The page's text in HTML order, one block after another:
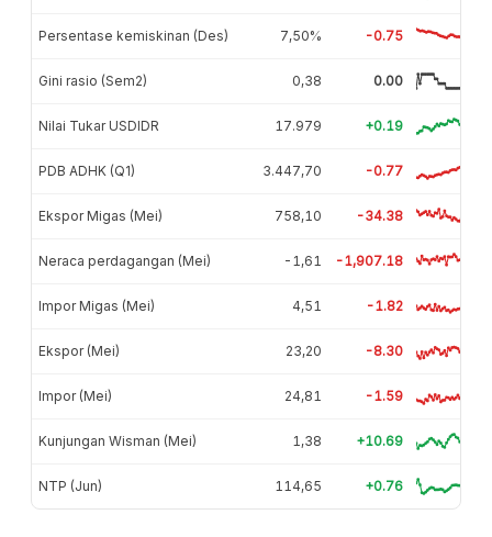
Persentase kemiskinan (Des) 7,50% -0.75
Gini rasio (Sem2) 0,38 0.00
Nilai Tukar USDIDR 17.979 +0.19
PDB ADHK (Q1) 3.447,70 -0.77
Ekspor Migas (Mei) 758,10 -34.38
Neraca perdagangan (Mei) -1,61 -1,907.18
Impor Migas (Mei) 4,51 -1.82
Ekspor (Mei) 23,20 -8.30
Impor (Mei) 24,81 -1.59
Kunjungan Wisman (Mei) 1,38 +10.69
NTP (Jun) 114,65 +0.76